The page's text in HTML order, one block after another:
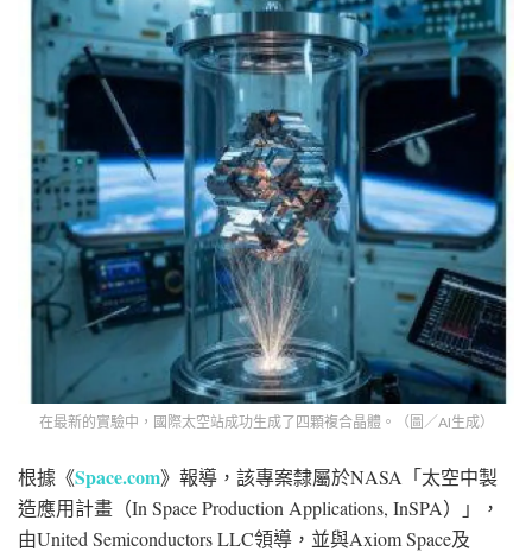
在最新的實驗中，國際太空站成功生成了四顆複合晶體。（圖／AI生成）
根據《Space.com》報導，該專案隸屬於NASA「太空中製
造應用計畫（In Space Production Applications, InSPA）」，
由United Semiconductors LLC領導，並與Axiom Space及